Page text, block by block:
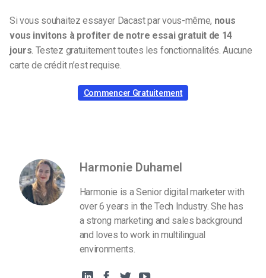
Si vous souhaitez essayer Dacast par vous-même, nous
vous invitons à profiter de notre essai gratuit de 14
jours. Testez gratuitement toutes les fonctionnalités. Aucune
carte de crédit n’est requise.
Commencer Gratuitement
Harmonie Duhamel
Harmonie is a Senior digital marketer with
over 6 years in the Tech Industry. She has
a strong marketing and sales background
and loves to work in multilingual
environments.